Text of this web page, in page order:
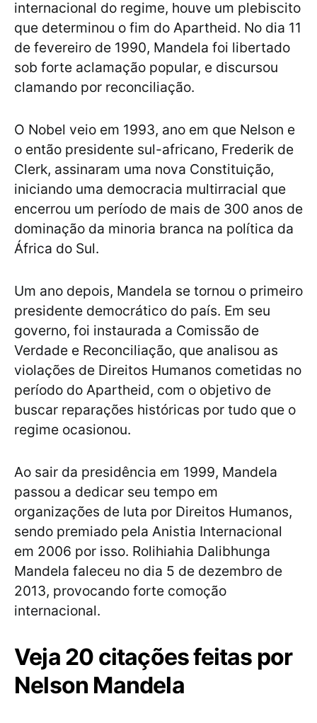
internacional do regime, houve um plebiscito
que determinou o fim do Apartheid. No dia 11
de fevereiro de 1990, Mandela foi libertado
sob forte aclamação popular, e discursou
clamando por reconciliação.
O Nobel veio em 1993, ano em que Nelson e
o então presidente sul-africano, Frederik de
Clerk, assinaram uma nova Constituição,
iniciando uma democracia multirracial que
encerrou um período de mais de 300 anos de
dominação da minoria branca na política da
África do Sul.
Um ano depois, Mandela se tornou o primeiro
presidente democrático do país. Em seu
governo, foi instaurada a Comissão de
Verdade e Reconciliação, que analisou as
violações de Direitos Humanos cometidas no
período do Apartheid, com o objetivo de
buscar reparações históricas por tudo que o
regime ocasionou.
Ao sair da presidência em 1999, Mandela
passou a dedicar seu tempo em
organizações de luta por Direitos Humanos,
sendo premiado pela Anistia Internacional
em 2006 por isso. Rolihiahia Dalibhunga
Mandela faleceu no dia 5 de dezembro de
2013, provocando forte comoção
internacional.
Veja 20 citações feitas por
Nelson Mandela